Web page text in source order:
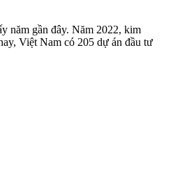
năm gần đây. Năm 2022, kim
Việt Nam có 205 dự án đầu tư